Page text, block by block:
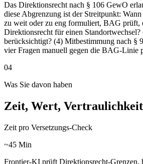
Das Direktionsrecht nach § 106 GewO
diese Abgrenzung ist der Streitpunkt:
zu weit oder zu eng formuliert, BAG prüft,
Direktionsrecht für einen
berücksichtigt? (4) Mitbestimmung nach §
vier Fragen manuell gegen die BAG-Linie
04
Was Sie davon haben
Zeit, Wert, Vertraulichkeit
Zeit pro Versetzungs-Check
~45 Min
Frontier-KI prüft Direktionsrecht-Grenzen,